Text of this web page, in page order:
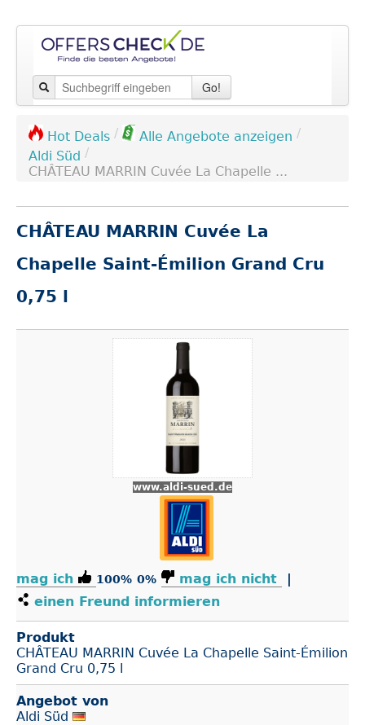
Go!
Hot Deals / Alle Angebote anzeigen /
Aldi Süd /
CHÂTEAU MARRIN Cuvée La Chapelle ...
CHÂTEAU MARRIN Cuvée La
Chapelle Saint-Émilion Grand Cru
0,75 l
www.aldi-sued.de
mag ich 100% 0% mag ich nicht
|
einen Freund informieren
Produkt
CHÂTEAU MARRIN Cuvée La Chapelle Saint-Émilion
Grand Cru 0,75 l
Angebot von
Aldi Süd